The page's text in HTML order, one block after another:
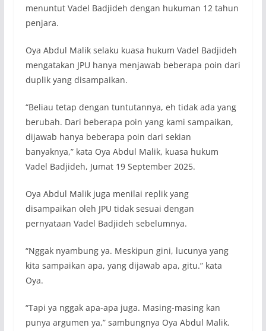
menuntut Vadel Badjideh dengan hukuman 12 tahun
penjara.
Oya Abdul Malik selaku kuasa hukum Vadel Badjideh
mengatakan JPU hanya menjawab beberapa poin dari
duplik yang disampaikan.
“Beliau tetap dengan tuntutannya, eh tidak ada yang
berubah. Dari beberapa poin yang kami sampaikan,
dijawab hanya beberapa poin dari sekian
banyaknya,” kata Oya Abdul Malik, kuasa hukum
Vadel Badjideh, Jumat 19 September 2025.
Oya Abdul Malik juga menilai replik yang
disampaikan oleh JPU tidak sesuai dengan
pernyataan Vadel Badjideh sebelumnya.
“Nggak nyambung ya. Meskipun gini, lucunya yang
kita sampaikan apa, yang dijawab apa, gitu.” kata
Oya.
“Tapi ya nggak apa-apa juga. Masing-masing kan
punya argumen ya,” sambungnya Oya Abdul Malik.